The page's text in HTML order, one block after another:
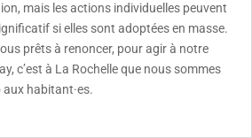
mais les actions individuelles peuvent
si elles sont adoptées en masse.
prêts à renoncer, pour agir à notre
c’est à La Rochelle que nous sommes
habitant·es.